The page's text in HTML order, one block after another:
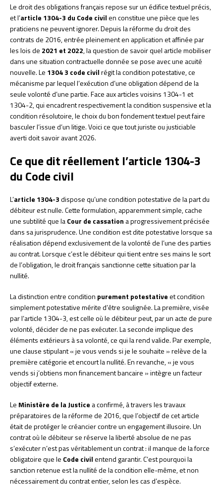
Le droit des obligations français repose sur un édifice textuel précis,
et l’article 1304-3 du Code civilen constitue une pièce que les
praticiens ne peuvent ignorer. Depuis la réforme du droit des
contrats de 2016, entrée pleinement en application et affinée par
les lois de 2021 et 2022, la question de savoir quel article mobiliser
dans une situation contractuelle donnée se pose avec une acuité
nouvelle. Le 1304 3 code civilrégit la condition potestative, ce
mécanisme par lequel l’exécution d’une obligation dépend de la
seule volonté d’une partie. Face aux articles voisins 1304-1 et
1304-2, qui encadrent respectivement la condition suspensive et la
condition résolutoire, le choix du bon fondement textuel peut faire
basculer l’issue d’un litige. Voici ce que tout juriste ou justiciable
averti doit savoir avant 2026.
Ce que dit réellement l’article 1304-3
du Code civil
L’article 1304-3dispose qu’une condition potestative de la part du
débiteur est nulle. Cette formulation, apparemment simple, cache
une subtilité que laCour de cassation a progressivement précisée
dans sa jurisprudence. Une condition est dite potestative lorsque sa
réalisation dépend exclusivement de la volonté de l’une des parties
au contrat. Lorsque c’est le débiteur qui tient entre ses mains le sort
de l’obligation, le droit français sanctionne cette situation par la
nullité.
La distinction entre condition purement potestativeet condition
simplement potestative mérite d’être soulignée. La première, visée
par l’article 1304-3, est celle où le débiteur peut, par un acte de pure
volonté, décider de ne pas exécuter. La seconde implique des
éléments extérieurs à sa volonté, ce qui la rend valide. Par exemple,
une clause stipulant « je vous vends si je le souhaite » relève de la
première catégorie et encourt la nullité. En revanche, « je vous
vends si j’obtiens mon financement bancaire » intègre un facteur
objectif externe.
Le Ministère de la Justice a confirmé, à travers les travaux
préparatoires de la réforme de 2016, que l’objectif de cet article
était de protéger le créancier contre un engagement illusoire. Un
contrat où le débiteur se réserve la liberté absolue de ne pas
s’exécuter n’est pas véritablement un contrat : il manque de la force
obligatoire que le Code civilentend garantir. C’est pourquoi la
sanction retenue est la nullité de la condition elle-même, et non
nécessairement du contrat entier, selon les cas d’espèce.